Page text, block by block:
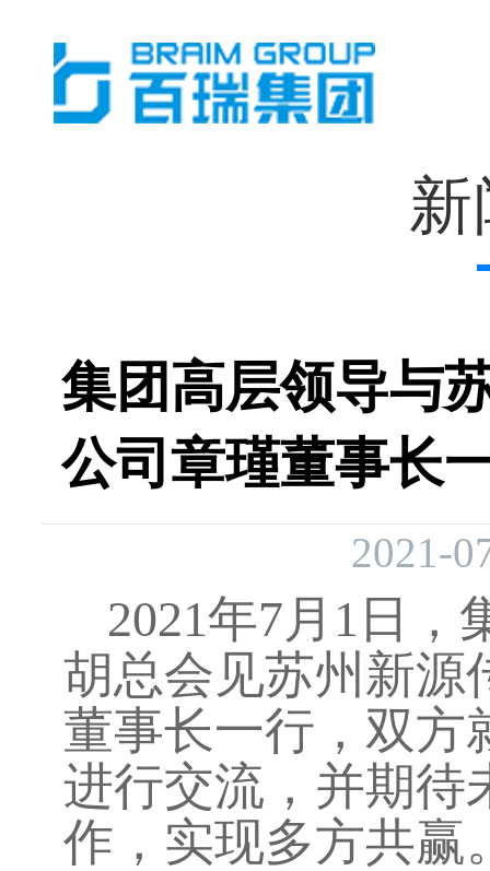
新
集团高层领导与
公司章瑾董事长
2021-
2021年7月1日，
胡总会见苏州新源
董事长一行，双方
进行交流，并期待
作，实现多方共赢